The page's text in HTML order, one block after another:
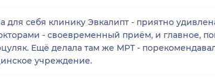
для себя клинику Эвкалипт - приятно
- своевременный приëм, и главное,
в Воронеже. В общем, комфортное
учреждение.